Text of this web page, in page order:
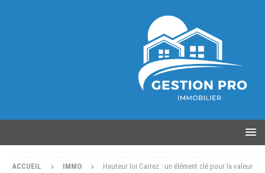
ACCUEIL IMMO
Hauteur loi Carrez : un élément clé pour la valeur